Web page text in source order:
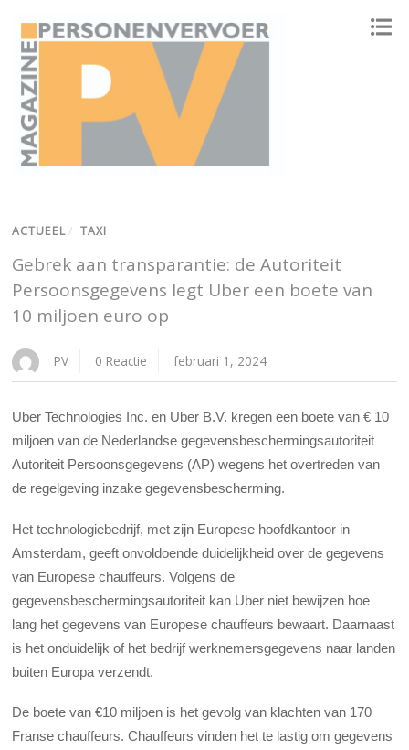
ACTUEEL / TAXI
Gebrek aan transparantie: de Autoriteit
Persoonsgegevens legt Uber een boete van
10 miljoen euro op
PV 0 Reactie februari 1, 2024
Uber Technologies Inc. en Uber B.V. kregen een boete van € 10
miljoen van de Nederlandse gegevensbeschermingsautoriteit
Autoriteit Persoonsgegevens (AP) wegens het overtreden van
de regelgeving inzake gegevensbescherming.
Het technologiebedrijf, met zijn Europese hoofdkantoor in
Amsterdam, geeft onvoldoende duidelijkheid over de gegevens
van Europese chauffeurs. Volgens de
gegevensbeschermingsautoriteit kan Uber niet bewijzen hoe
lang het gegevens van Europese chauffeurs bewaart. Daarnaast
is het onduidelijk of het bedrijf werknemersgegevens naar landen
buiten Europa verzendt.
De boete van €10 miljoen is het gevolg van klachten van 170
Franse chauffeurs. Chauffeurs vinden het te lastig om gegevens